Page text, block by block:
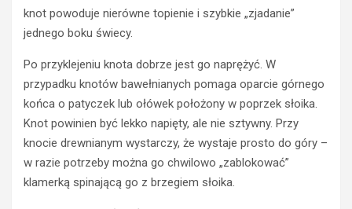
knot powoduje nierówne topienie i szybkie „zjadanie”
jednego boku świecy.
Po przyklejeniu knota dobrze jest go naprężyć. W
przypadku knotów bawełnianych pomaga oparcie górnego
końca o patyczek lub ołówek położony w poprzek słoika.
Knot powinien być lekko napięty, ale nie sztywny. Przy
knocie drewnianym wystarczy, że wystaje prosto do góry –
w razie potrzeby można go chwilowo „zablokować”
klamerką spinającą go z brzegiem słoika.